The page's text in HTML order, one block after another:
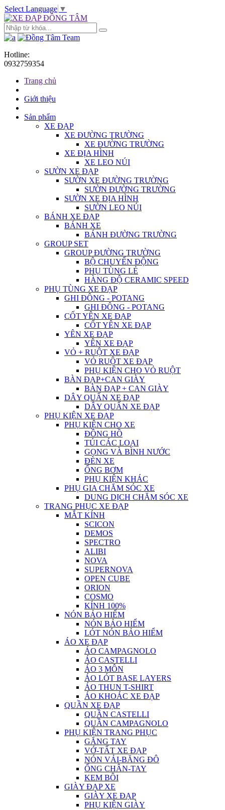
Select Language ▼
Hotline:
0932759354
Trang chủ
Giới thiệu
Sản phẩm
XE ĐẠP
XE ĐƯỜNG TRƯỜNG
XE ĐƯỜNG TRƯỜNG
XE ĐỊA HÌNH
XE LEO NÚI
SƯỜN XE ĐẠP
SƯỜN XE ĐƯỜNG TRƯỜNG
SƯỜN ĐƯỜNG TRƯỜNG
SƯỜN XE ĐỊA HÌNH
SƯỜN LEO NÚI
BÁNH XE ĐẠP
BÁNH XE
BÁNH ĐƯỜNG TRƯỜNG
GROUP SET
GROUP ĐƯỜNG TRƯỜNG
BỘ CHUYỂN ĐỘNG
PHỤ TÙNG LẺ
HÀNG ĐỘ CERAMIC SPEED
PHỤ TÙNG XE ĐẠP
GHI ĐÔNG - POTANG
GHI ĐÔNG - POTANG
CỐT YÊN XE ĐẠP
CỐT YÊN XE ĐẠP
YÊN XE ĐẠP
YÊN XE ĐẠP
VỎ + RUỘT XE ĐẠP
VỎ RUỘT XE ĐẠP
PHỤ KIỆN CHO VỎ RUỘT
BÀN ĐẠP+CAN GIÀY
BÀN ĐẠP + CAN GIÀY
DÂY QUẤN XE ĐẠP
DÂY QUẤN XE ĐẠP
PHỤ KIỆN XE ĐẠP
PHỤ KIỆN CHO XE
ĐỒNG HỒ
TÚI CÁC LOẠI
GỌNG VÀ BÌNH NƯỚC
ĐÈN XE
ỐNG BƠM
PHỤ KIỆN KHÁC
PHỤ GIA CHĂM SÓC XE
DUNG DỊCH CHĂM SÓC XE
TRANG PHỤC XE ĐẠP
MẮT KÍNH
SCICON
DEMOS
SPECTRO
ALIBI
NOVA
SUPERNOVA
OPEN CUBE
ORION
COSMO
KÍNH 100%
NÓN BẢO HIỂM
NÓN BẢO HIỂM
LÓT NÓN BẢO HIỂM
ÁO XE ĐẠP
ÁO CAMPAGNOLO
ÁO CASTELLI
ÁO 3 MÔN
ÁO LÓT BASE LAYERS
ÁO THUN T-SHIRT
ÁO KHOÁC XE ĐẠP
QUẦN XE ĐẠP
QUẦN CASTELLI
QUẦN CAMPAGNOLO
PHỤ KIỆN TRANG PHỤC
GĂNG TAY
VỚ-TẤT XE ĐẠP
NÓN VẢI-BĂNG ĐÔ
ỐNG CHÂN-TAY
KEM BÔI
GIÀY ĐẠP XE
GIÀY XE ĐẠP
PHỤ KIỆN GIÀY